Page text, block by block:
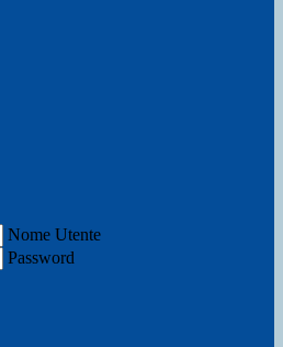
Nome Utente
Password